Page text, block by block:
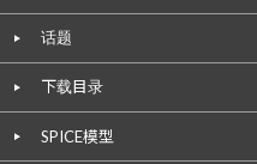
话题
下载目录
SPICE模型